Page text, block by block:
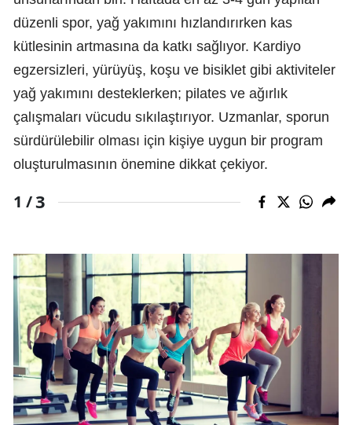
düzenli spor, yağ yakımını hızlandırırken kas
kütlesinin artmasına da katkı sağlıyor. Kardiyo
egzersizleri, yürüyüş, koşu ve bisiklet gibi aktiviteler
yağ yakımını desteklerken; pilates ve ağırlık
çalışmaları vücudu sıkılaştırıyor. Uzmanlar, sporun
sürdürülebilir olması için kişiye uygun bir program
oluşturulmasının önemine dikkat çekiyor.
1 /3